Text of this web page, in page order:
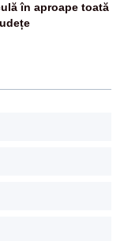
în aproape toată